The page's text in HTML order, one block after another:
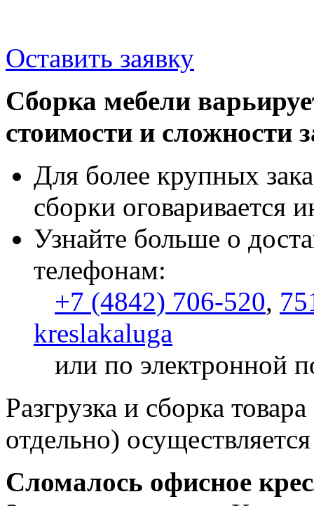
Оставить заявку
Сборка мебели
стоимости и сложности
Для более крупных
сборки оговаривается
Узнайте больше о
телефонам:
+7 (4842) 706-520,
kreslakaluga
или по электронной
Разгрузка и сборка
отдельно)
Сломалось офисное